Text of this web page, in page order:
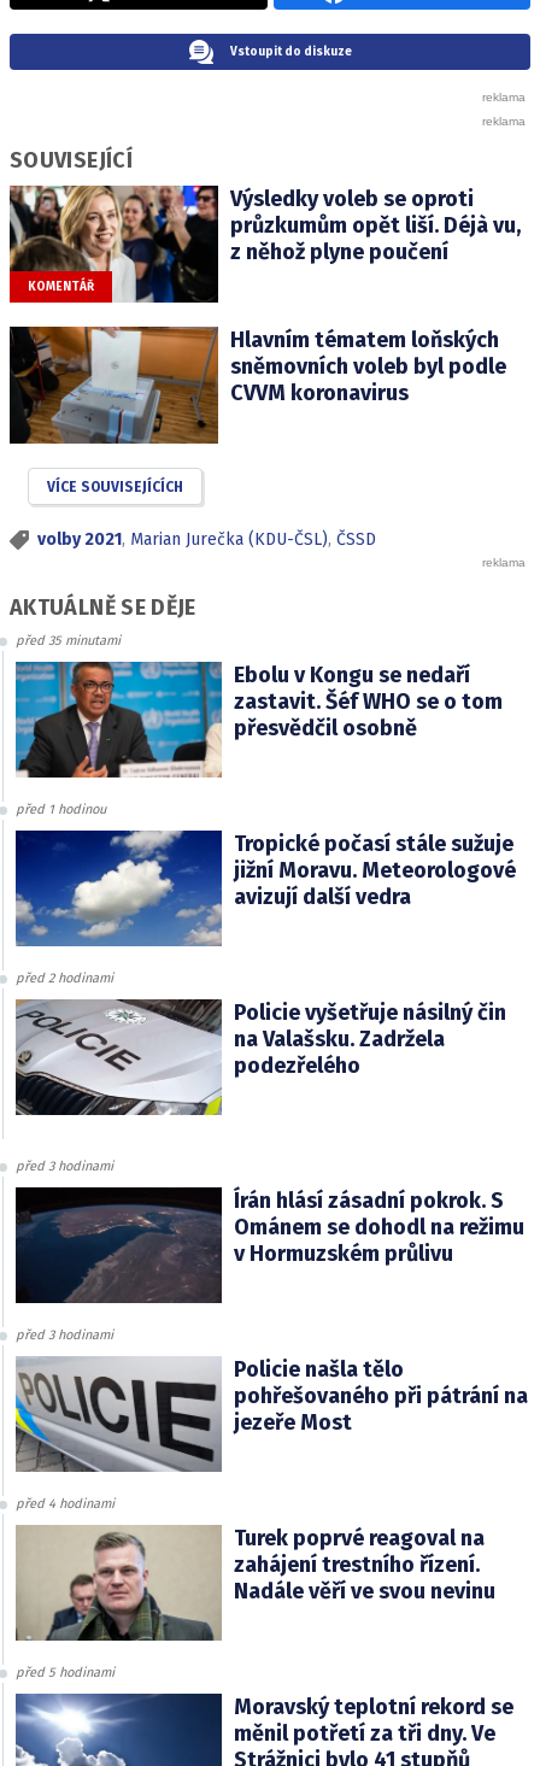
Vstoupit do diskuze
SOUVISEJÍCÍ
KOMENTÁŘ
Výsledky voleb se oproti
průzkumům opět liší. Déjà vu,
z něhož plyne poučení
Hlavním tématem loňských
sněmovních voleb byl podle
CVVM koronavirus
VÍCE SOUVISEJÍCÍCH
volby 2021, Marian Jurečka (KDU-ČSL), ČSSD
AKTUÁLNĚ SE DĚJE
před 35 minutami
Ebolu v Kongu se nedaří
zastavit. Šéf WHO se o tom
přesvědčil osobně
před 1 hodinou
Tropické počasí stále sužuje
jižní Moravu. Meteorologové
avizují další vedra
před 2 hodinami
Policie vyšetřuje násilný čin
na Valašsku. Zadržela
podezřelého
před 3 hodinami
Írán hlásí zásadní pokrok. S
Ománem se dohodl na režimu
v Hormuzském průlivu
před 3 hodinami
Policie našla tělo
pohřešovaného při pátrání na
jezeře Most
před 4 hodinami
Turek poprvé reagoval na
zahájení trestního řízení.
Nadále věří ve svou nevinu
před 5 hodinami
Moravský teplotní rekord se
měnil potřetí za tři dny. Ve
Strážnici bylo 41 stupňů